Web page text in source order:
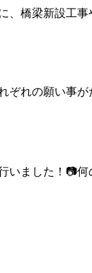
、橋梁新設工
ぞれの願い事
いました！📷